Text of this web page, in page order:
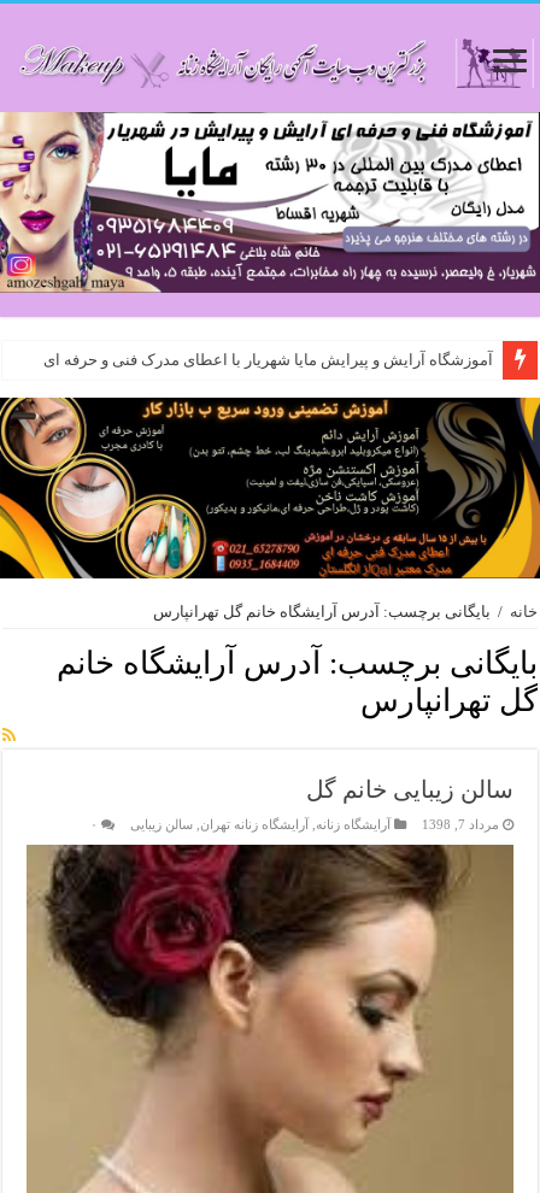
آموزشگاه آرایش و پیرایش مایا شهریار با اعطای مدرک فنی و حرفه ای
خانه / بایگانی برچسب: آدرس آرایشگاه خانم گل تهرانپارس
بایگانی برچسب: آدرس آرایشگاه خانم
گل تهرانپارس
سالن زیبایی خانم گل
مرداد 7, 1398 آرایشگاه زنانه ,آرایشگاه زنانه تهران ,سالن زیبایی ۰